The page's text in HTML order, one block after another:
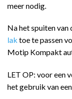
meer nodig.
Na het spuiten van
lak toe te passen
Motip Kompakt
LET OP: voor een
het gebruik van